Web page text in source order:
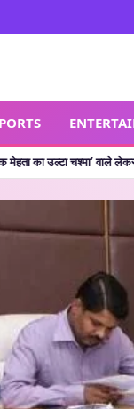
वाले लेकर आए नया शो,